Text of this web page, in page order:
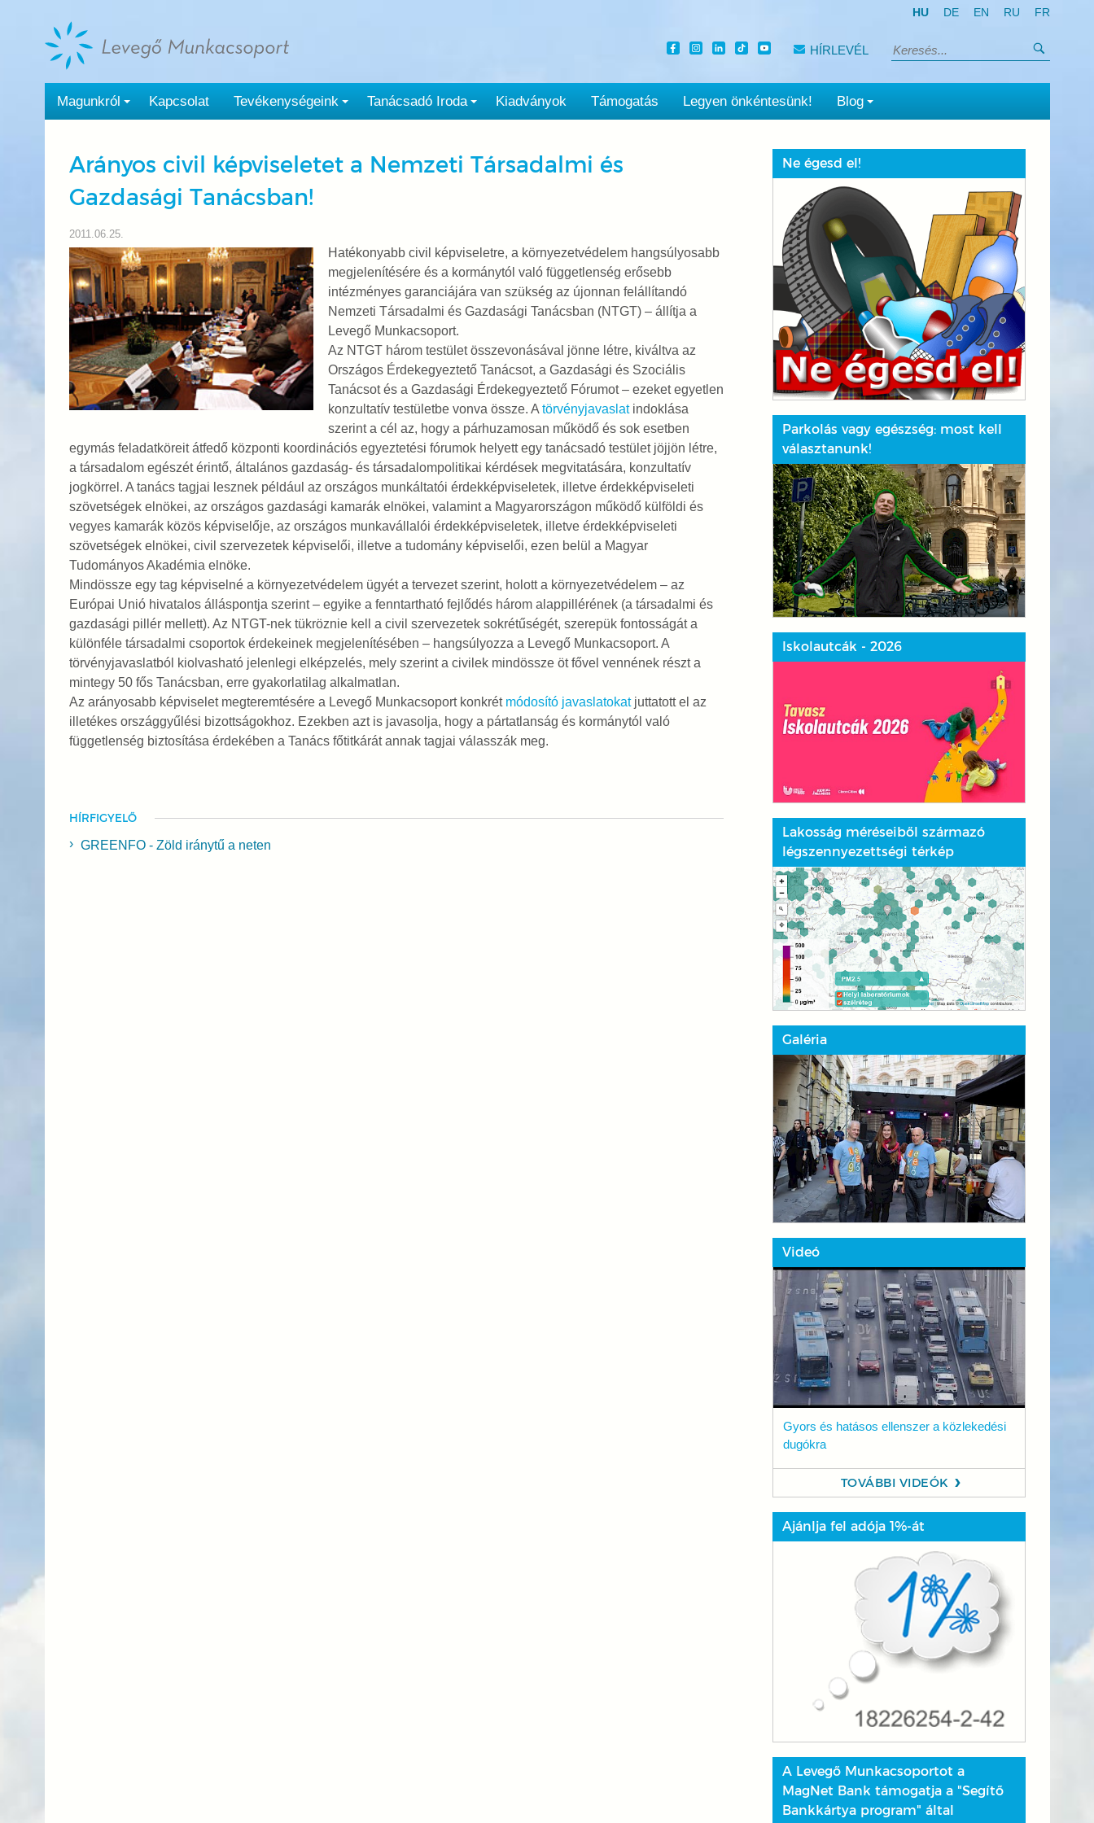
tartalomra
HU DE EN RU FR
HÍRLEVÉL Keresés:
Magunkról Kapcsolat Tevékenységeink Tanácsadó Iroda Kiadványok Támogatás Legyen önkéntesünk! Blog
Arányos civil képviseletet a Nemzeti Társadalmi és
Gazdasági Tanácsban!
2011.06.25.
Hatékonyabb civil képviseletre, a környezetvédelem hangsúlyosabb
megjelenítésére és a kormánytól való függetlenség erősebb
intézményes garanciájára van szükség az újonnan felállítandó
Nemzeti Társadalmi és Gazdasági Tanácsban (NTGT) – állítja a
Levegő Munkacsoport.
Az NTGT három testület összevonásával jönne létre, kiváltva az
Országos Érdekegyeztető Tanácsot, a Gazdasági és Szociális
Tanácsot és a Gazdasági Érdekegyeztető Fórumot – ezeket egyetlen
konzultatív testületbe vonva össze. A törvényjavaslatindoklása
szerint a cél az, hogy a párhuzamosan működő és sok esetben
egymás feladatköreit átfedő központi koordinációs egyeztetési fórumok helyett egy tanácsadó testület jöjjön létre,
a társadalom egészét érintő, általános gazdaság- és társadalompolitikai kérdések megvitatására, konzultatív
jogkörrel. A tanács tagjai lesznek például az országos munkáltatói érdekképviseletek, illetve érdekképviseleti
szövetségek elnökei, az országos gazdasági kamarák elnökei, valamint a Magyarországon működő külföldi és
vegyes kamarák közös képviselője, az országos munkavállalói érdekképviseletek, illetve érdekképviseleti
szövetségek elnökei, civil szervezetek képviselői, illetve a tudomány képviselői, ezen belül a Magyar
Tudományos Akadémia elnöke.
Mindössze egy tag képviselné a környezetvédelem ügyét a tervezet szerint, holott a környezetvédelem – az
Európai Unió hivatalos álláspontja szerint – egyike a fenntartható fejlődés három alappillérének (a társadalmi és
gazdasági pillér mellett). Az NTGT-nek tükröznie kell a civil szervezetek sokrétűségét, szerepük fontosságát a
különféle társadalmi csoportok érdekeinek megjelenítésében – hangsúlyozza a Levegő Munkacsoport. A
törvényjavaslatból kiolvasható jelenlegi elképzelés, mely szerint a civilek mindössze öt fővel vennének részt a
mintegy 50 fős Tanácsban, erre gyakorlatilag alkalmatlan.
Az arányosabb képviselet megteremtésére a Levegő Munkacsoport konkrét módosító javaslatokatjuttatott el az
illetékes országgyűlési bizottságokhoz. Ezekben azt is javasolja, hogy a pártatlanság és kormánytól való
függetlenség biztosítása érdekében a Tanács főtitkárát annak tagjai válasszák meg.
HÍRFIGYELŐ
GREENFO - Zöld iránytű a neten
Ne égesd el!
Parkolás vagy egészség: most kell
választanunk!
Iskolautcák - 2026
Lakosság méréseiből származó
légszennyezettségi térkép
Galéria
Videó
Gyors és hatásos ellenszer a közlekedési
dugókra
TOVÁBBI VIDEÓK
Ajánlja fel adója 1%-át
A Levegő Munkacsoportot a
MagNet Bank támogatja a "Segítő
Bankkártya program" által